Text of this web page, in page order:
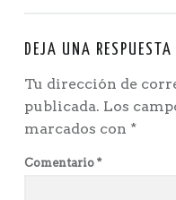
DEJA UNA RESPUESTA
Tu dirección de
publicada. Los
marcados con *
Comentario *